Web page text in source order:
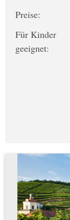
Preise:
Für Kinder
geeignet: